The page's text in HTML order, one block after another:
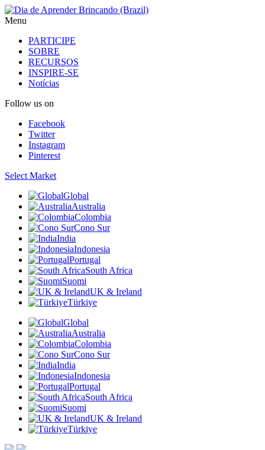
Menu
PARTICIPE
SOBRE
RECURSOS
INSPIRE-SE
Notícias
Follow us on
Facebook
Twitter
Instagram
Pinterest
Select Market
Global
Australia
Colombia
Cono Sur
India
Indonesia
Portugal
South Africa
Suomi
UK & Ireland
Türkiye
Global
Australia
Colombia
Cono Sur
India
Indonesia
Portugal
South Africa
Suomi
UK & Ireland
Türkiye